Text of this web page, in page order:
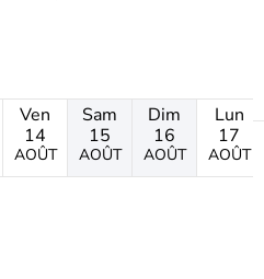
Ven
14
AOÛT
Sam
15
AOÛT
Dim
16
AOÛT
Lun
17
AOÛT